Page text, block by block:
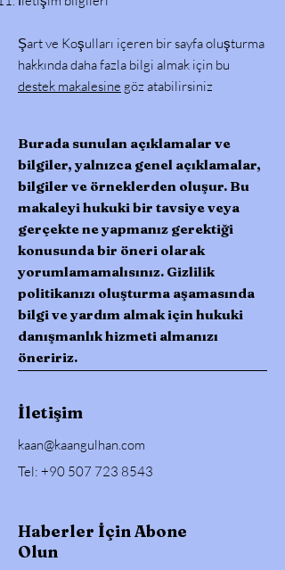
Şart ve Koşulları içeren bir sayfa oluşturma
hakkında daha fazla bilgi almak için bu
destek makalesine göz atabilirsiniz
Burada sunulan açıklamalar ve
bilgiler, yalnızca genel açıklamalar,
bilgiler ve örneklerden oluşur. Bu
makaleyi hukuki bir tavsiye veya
gerçekte ne yapmanız gerektiği
konusunda bir öneri olarak
yorumlamamalısınız. Gizlilik
politikanızı oluşturma aşamasında
bilgi ve yardım almak için hukuki
danışmanlık hizmeti almanızı
öneririz.
İletişim
kaan@kaangulhan.com
Tel: +90 507 723 8543
Haberler İçin Abone
Olun